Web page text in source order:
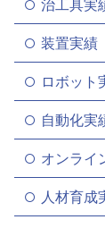
装置実績
ロボット
自動化実
オンライ
人材育成